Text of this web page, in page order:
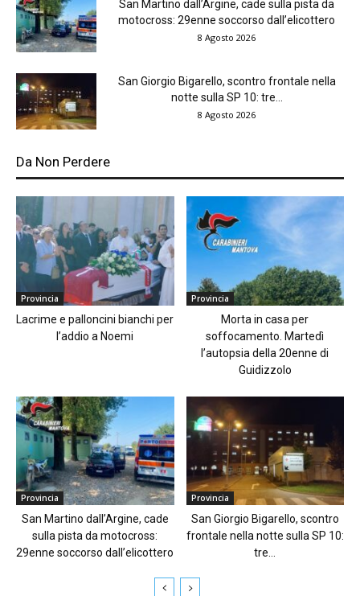
San Martino dall’Argine, cade sulla pista da
motocross: 29enne soccorso dall’elicottero
8 Agosto 2026
San Giorgio Bigarello, scontro frontale nella
notte sulla SP 10: tre...
8 Agosto 2026
Da Non Perdere
Provincia
Lacrime e palloncini bianchi per
l’addio a Noemi
Provincia
Morta in casa per
soffocamento. Martedì
l’autopsia della 20enne di
Guidizzolo
Provincia
San Martino dall’Argine, cade
sulla pista da motocross:
29enne soccorso dall’elicottero
Provincia
San Giorgio Bigarello, scontro
frontale nella notte sulla SP 10:
tre...